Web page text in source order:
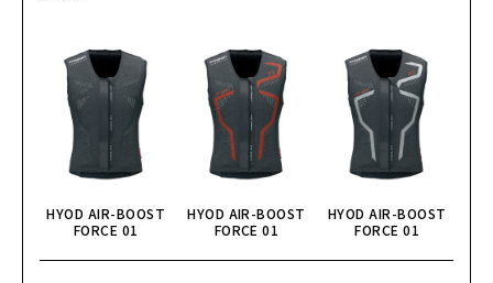
HYOD AIR-BOOST
FORCE 01
HYOD AIR-BOOST
FORCE 01
HYOD AIR-BOOST
FORCE 01
¥43,890(税込)
カートに入れる
KHAKI/BLACK
¥43,890(税込)
カートに入れる
M
¥43,890(税込)
カートに入れる